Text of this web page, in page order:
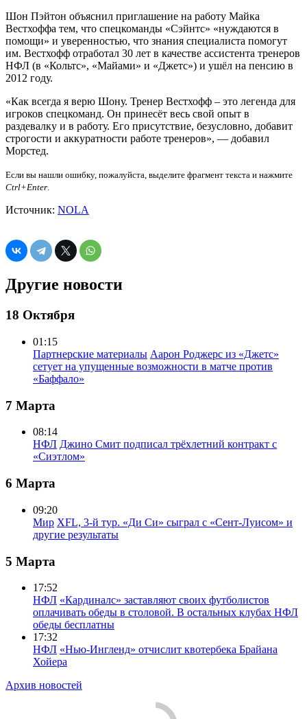
Шон Пэйтон объяснил приглашение на работу Майка
Вестхоффа тем, что спецкоманды «Сэйнтс» «нуждаются в
помощи» и уверенностью, что знания специалиста помогут
им. Вестхофф отработал 30 лет в качестве ассистента тренеров
НФЛ (в «Кольтс», «Майами» и «Джетс») и ушёл на пенсию в
2012 году.
«Как всегда я верю Шону. Тренер Вестхофф – это легенда для
игроков спецкоманд. Он принесёт весь свой опыт в
раздевалку и в работу. Его присутствие, безусловно, добавит
строгости и аккуратности работе тренеров», — добавил
Морстед.
Если вы нашли ошибку, пожалуйста, выделите фрагмент текста и нажмите
Ctrl+Enter.
Источник: NOLA
Другие новости
18 Октября
01:15
Партнерские материалы Аарон Роджерс из «Джетс»
сетует на упущенные возможности в матче против
«Баффало»
7 Марта
08:14
НФЛ Джино Смит подписал трёхлетний контракт с
«Сиэтлом»
6 Марта
09:20
Мир XFL, 3-й тур. «Ди Си» сыграл с «Сент-Луисом» и
другие результаты
5 Марта
17:52
НФЛ «Кардиналс» заставляют своих футболистов
оплачивать обеды в столовой. В остальных клубах НФЛ
обеды бесплатны
17:32
НФЛ «Нью-Ингленд» отчислит квотербека Брайана
Хойера
Архив новостей